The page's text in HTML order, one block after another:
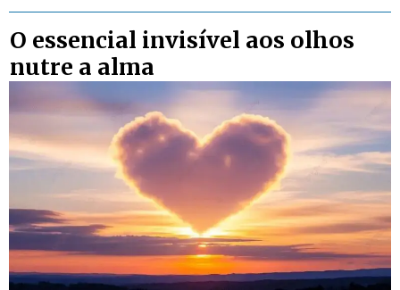
O essencial invisível aos olhos
nutre a alma